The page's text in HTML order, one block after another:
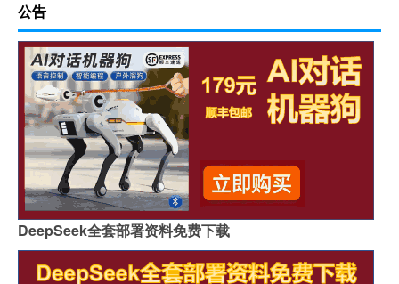
公告
DeepSeek全套部署资料免费下载